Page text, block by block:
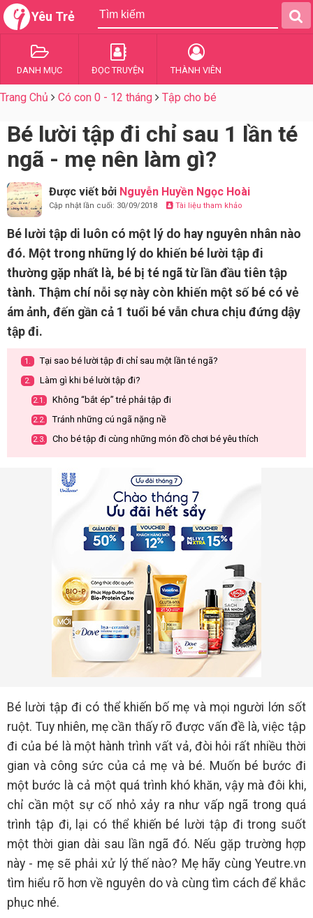
Yêu Trẻ
DANH MỤC ĐỌC TRUYỆN THÀNH VIÊN
Trang Chủ Có con 0 - 12 tháng Tập cho bé
Bé lười tập đi chỉ sau 1 lần té
ngã - mẹ nên làm gì?
Được viết bởi Nguyễn Huyền Ngọc Hoài
Cập nhật lần cuối: 30/09/2018 Tài liệu tham khảo
Bé lười tập di luôn có một lý do hay nguyên nhân nào
đó. Một trong những lý do khiến bé lười tập đi
thường gặp nhất là, bé bị té ngã từ lần đầu tiên tập
tành. Thậm chí nỗi sợ này còn khiến một số bé có vẻ
ám ảnh, đến gần cả 1 tuổi bé vẫn chưa chịu đứng dậy
tập đi.
1. Tại sao bé lười tập đi chỉ sau một lần té ngã?
2. Làm gì khi bé lười tập đi?
2.1. Không “bắt ép” trẻ phải tập đi
2.2. Tránh những cú ngã nặng nề
2.3. Cho bé tập đi cùng những món đồ chơi bé yêu thích
Bé lười tập đi có thể khiến bố mẹ và mọi người lớn sốt
ruột. Tuy nhiên, mẹ cần thấy rõ được vấn đề là, việc tập
đi của bé là một hành trình vất vả, đòi hỏi rất nhiều thời
gian và công sức của cả mẹ và bé. Muốn bé bước đi
một bước là cả một quá trình khó khăn, vậy mà đôi khi,
chỉ cần một sự cố nhỏ xảy ra như vấp ngã trong quá
trình tập đi, lại có thể khiến bé lười tập đi trong suốt
một thời gian dài sau lần ngã đó. Nếu gặp trường hợp
này - mẹ sẽ phải xử lý thế nào? Mẹ hãy cùng Yeutre.vn
tìm hiểu rõ hơn về nguyên do và cùng tìm cách để khắc
phục nhé.